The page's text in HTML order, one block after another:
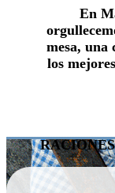
En
mesa,
los
RACIONES